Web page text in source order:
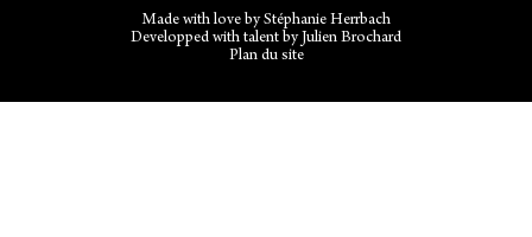
Made with love byStéphanie Herrbach
Developped with talent by Julien Brochard
Plan du site